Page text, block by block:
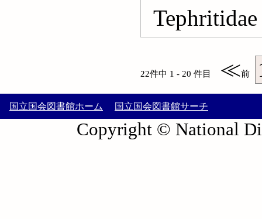
Tephritidae
22件中 1 - 20 件目 ≪前
国立国会図書館ホーム 国立国会図書館サーチ
Copyright © National